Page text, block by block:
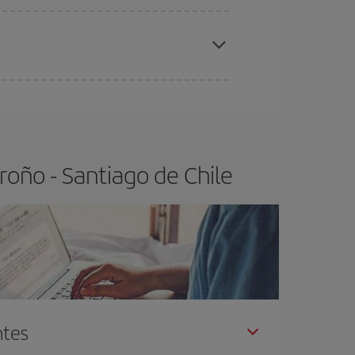
Santiago de Chile-dest
- Santiago de Chile